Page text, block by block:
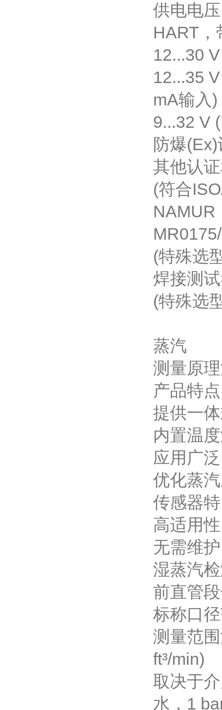
供电
HART，
12...30
12...35
mA输入)
9...32 V
防爆
其他
(符合
NAMUR
(特殊选
焊接测
(特殊选
蒸汽
测量原理
产品
提供一
内置温
应用广
优化蒸
传感器
高适用
无需维
湿蒸汽
前直管
标称口
测量范围
ft³/min)
取决于
水，1